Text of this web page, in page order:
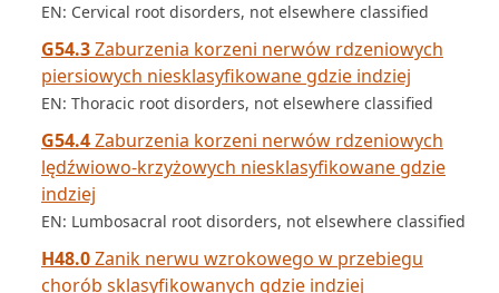
EN: Cervical root disorders, not elsewhere classified
G54.3Zaburzenia korzeni nerwów rdzeniowych
piersiowych niesklasyfikowane gdzie indziej
EN: Thoracic root disorders, not elsewhere classified
G54.4Zaburzenia korzeni nerwów rdzeniowych
lędźwiowo-krzyżowych niesklasyfikowane gdzie
indziej
EN: Lumbosacral root disorders, not elsewhere classified
H48.0Zanik nerwu wzrokowego w przebiegu
chorób sklasyfikowanych gdzie indziej